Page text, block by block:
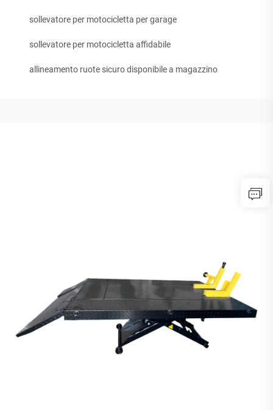
sollevatore per motocicletta per garage
sollevatore per motocicletta affidabile
allineamento ruote sicuro disponibile a magazzino